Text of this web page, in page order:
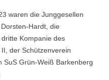
waren die Junggesellen
Hardt, die
Kompanie des
der Schützenverein
SuS Grün-Weiß Barkenberg